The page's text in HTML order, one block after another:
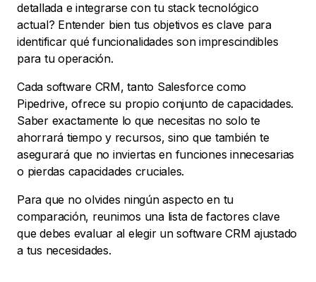
detallada e integrarse con tu stack tecnológico
actual? Entender bien tus objetivos es clave para
identificar qué funcionalidades son imprescindibles
para tu operación.
Cada software CRM, tanto Salesforce como
Pipedrive, ofrece su propio conjunto de capacidades.
Saber exactamente lo que necesitas no solo te
ahorrará tiempo y recursos, sino que también te
asegurará que no inviertas en funciones innecesarias
o pierdas capacidades cruciales.
Para que no olvides ningún aspecto en tu
comparación, reunimos una lista de factores clave
que debes evaluar al elegir un software CRM ajustado
a tus necesidades.